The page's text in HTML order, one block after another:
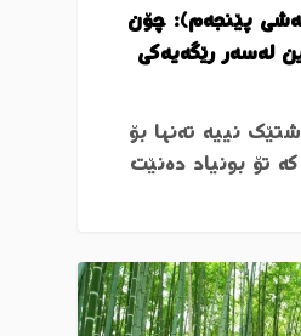
پێنجەم): چۆن
لەسەر رێگەیەکی
نییە تەنها بۆ
تۆ بونیاد دەنێت